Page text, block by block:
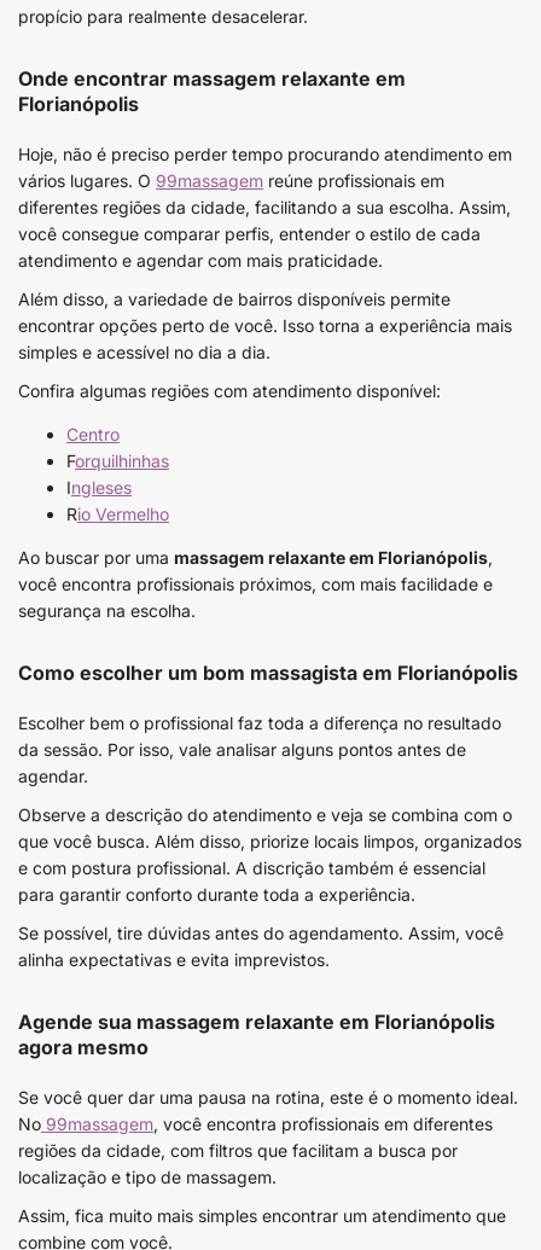
propício para realmente desacelerar.
Onde encontrar massagem relaxante em
Florianópolis
Hoje, não é preciso perder tempo procurando atendimento em
vários lugares. O 99massagem reúne profissionais em
diferentes regiões da cidade, facilitando a sua escolha. Assim,
você consegue comparar perfis, entender o estilo de cada
atendimento e agendar com mais praticidade.
Além disso, a variedade de bairros disponíveis permite
encontrar opções perto de você. Isso torna a experiência mais
simples e acessível no dia a dia.
Confira algumas regiões com atendimento disponível:
Centro
Forquilhinhas
Ingleses
Rio Vermelho
Ao buscar por uma massagem relaxante em Florianópolis,
você encontra profissionais próximos, com mais facilidade e
segurança na escolha.
Como escolher um bom massagista em Florianópolis
Escolher bem o profissional faz toda a diferença no resultado
da sessão. Por isso, vale analisar alguns pontos antes de
agendar.
Observe a descrição do atendimento e veja se combina com o
que você busca. Além disso, priorize locais limpos, organizados
e com postura profissional. A discrição também é essencial
para garantir conforto durante toda a experiência.
Se possível, tire dúvidas antes do agendamento. Assim, você
alinha expectativas e evita imprevistos.
Agende sua massagem relaxante em Florianópolis
agora mesmo
Se você quer dar uma pausa na rotina, este é o momento ideal.
No 99massagem, você encontra profissionais em diferentes
regiões da cidade, com filtros que facilitam a busca por
localização e tipo de massagem.
Assim, fica muito mais simples encontrar um atendimento que
combine com você.